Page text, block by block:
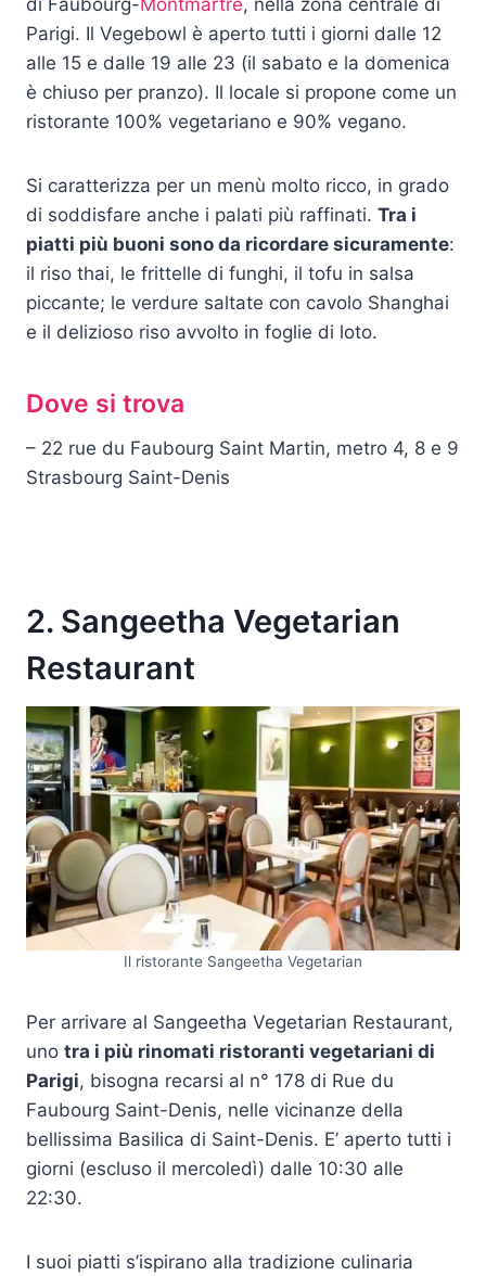
di Faubourg-Montmartre, nella zona centrale di
Parigi. Il Vegebowl è aperto tutti i giorni dalle 12
alle 15 e dalle 19 alle 23 (il sabato e la domenica
è chiuso per pranzo). Il locale si propone come un
ristorante 100% vegetariano e 90% vegano.
Si caratterizza per un menù molto ricco, in grado
di soddisfare anche i palati più raffinati. Tra i
piatti più buoni sono da ricordare sicuramente:
il riso thai, le frittelle di funghi, il tofu in salsa
piccante; le verdure saltate con cavolo Shanghai
e il delizioso riso avvolto in foglie di loto.
Dove si trova
– 22 rue du Faubourg Saint Martin, metro 4, 8 e 9
Strasbourg Saint-Denis
2. Sangeetha Vegetarian
Restaurant
Il ristorante Sangeetha Vegetarian
Per arrivare al Sangeetha Vegetarian Restaurant,
uno tra i più rinomati ristoranti vegetariani di
Parigi, bisogna recarsi al n° 178 di Rue du
Faubourg Saint-Denis, nelle vicinanze della
bellissima Basilica di Saint-Denis. E’ aperto tutti i
giorni (escluso il mercoledì) dalle 10:30 alle
22:30.
I suoi piatti s’ispirano alla tradizione culinaria